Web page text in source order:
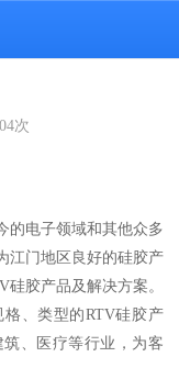
次
的电子领域和其他众多
江门地区良好的硅胶产
胶产品及解决方案。
、类型的RTV硅胶产
、医疗等行业，为客